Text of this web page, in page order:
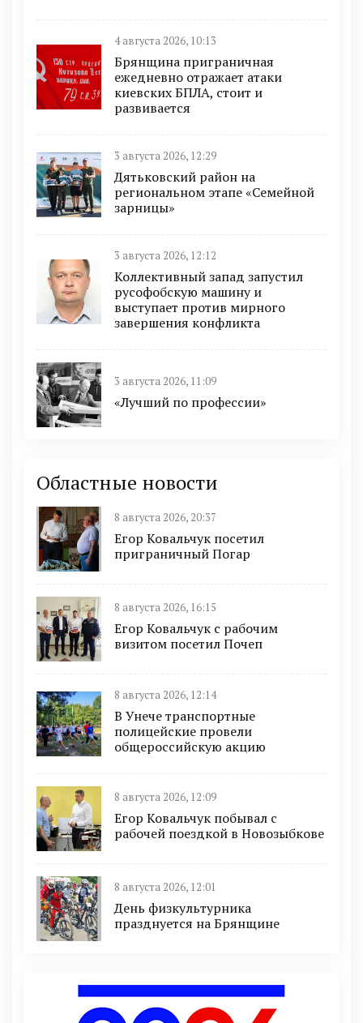
4 августа 2026, 10:13
Брянщина приграничная
ежедневно отражает атаки
киевских БПЛА, стоит и
развивается
3 августа 2026, 12:29
Дятьковский район на
региональном этапе «Семейной
зарницы»
3 августа 2026, 12:12
Коллективный запад запустил
русофобскую машину и
выступает против мирного
завершения конфликта
3 августа 2026, 11:09
«Лучший по профессии»
Областные новости
8 августа 2026, 20:37
Егор Ковальчук посетил
приграничный Погар
8 августа 2026, 16:15
Егор Ковальчук с рабочим
визитом посетил Почеп
8 августа 2026, 12:14
В Унече транспортные
полицейские провели
общероссийскую акцию
8 августа 2026, 12:09
Егор Ковальчук побывал с
рабочей поездкой в Новозыбкове
8 августа 2026, 12:01
День физкультурника
празднуется на Брянщине